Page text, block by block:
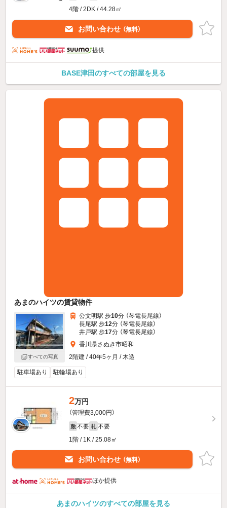
4階 / 2DK / 44.28㎡
お問い合わせ （無料）
提供
BASE津田のすべての部屋を見る
あまのハイツの賃貸物件
すべての写真
公文明駅 歩10分 （琴電長尾線）
長尾駅 歩12分 （琴電長尾線）
井戸駅 歩17分 （琴電長尾線）
香川県さぬき市昭和
2階建 / 40年5ヶ月 / 木造
駐車場あり 駐輪場あり
2万円
（管理費3,000円）
敷 不要 礼 不要
1階 / 1K / 25.08㎡
お問い合わせ （無料）
ほか提供
あまのハイツのすべての部屋を見る